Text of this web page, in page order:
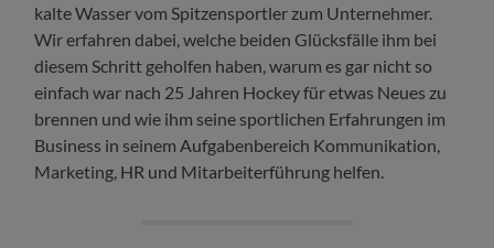
kalte Wasser vom Spitzensportler zum Unternehmer.
Wir erfahren dabei, welche beiden Glücksfälle ihm bei
diesem Schritt geholfen haben, warum es gar nicht so
einfach war nach 25 Jahren Hockey für etwas Neues zu
brennen und wie ihm seine sportlichen Erfahrungen im
Business in seinem Aufgabenbereich Kommunikation,
Marketing, HR und Mitarbeiterführung helfen.